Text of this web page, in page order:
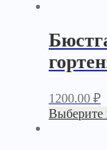
1200.00 ₽
Выберите